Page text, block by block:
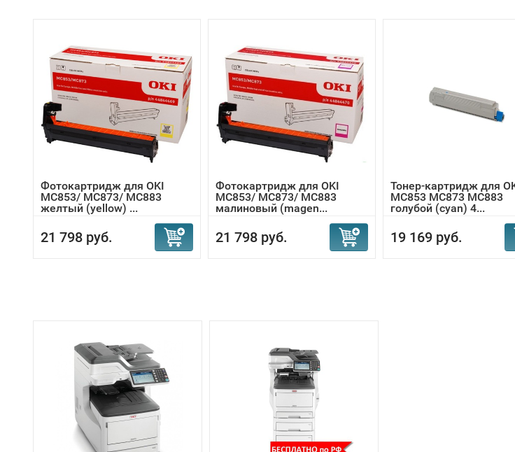
Фотокартридж для OKI
MC853/ MC873/ MC883
желтый (yellow) ...
21 798 руб.
Фотокартридж для OKI
MC853/ MC873/ MC883
малиновый (magen...
21 798 руб.
Тонер-картридж для
MC853 MC873 MC883
голубой (cyan) 4...
19 169 руб.